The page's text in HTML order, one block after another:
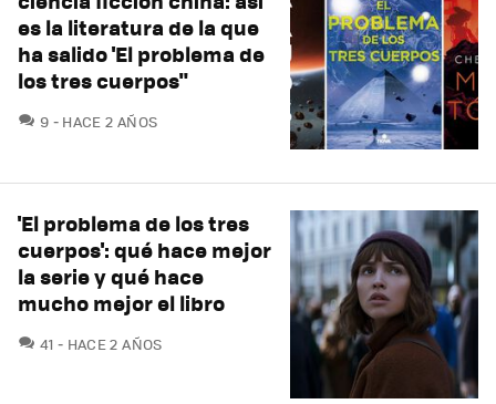
es la literatura de la que
ha salido 'El problema de
los tres cuerpos"
9 COMENTARIOS
HACE 2 AÑOS
'El problema de los tres
cuerpos': qué hace mejor
la serie y qué hace
mucho mejor el libro
41 COMENTARIOS
HACE 2 AÑOS